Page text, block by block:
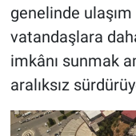
genelinde ulaşım
vatandaşlara
imkânı sunmak
aralıksız
BİLİM VE
Güvenlik
Bölge